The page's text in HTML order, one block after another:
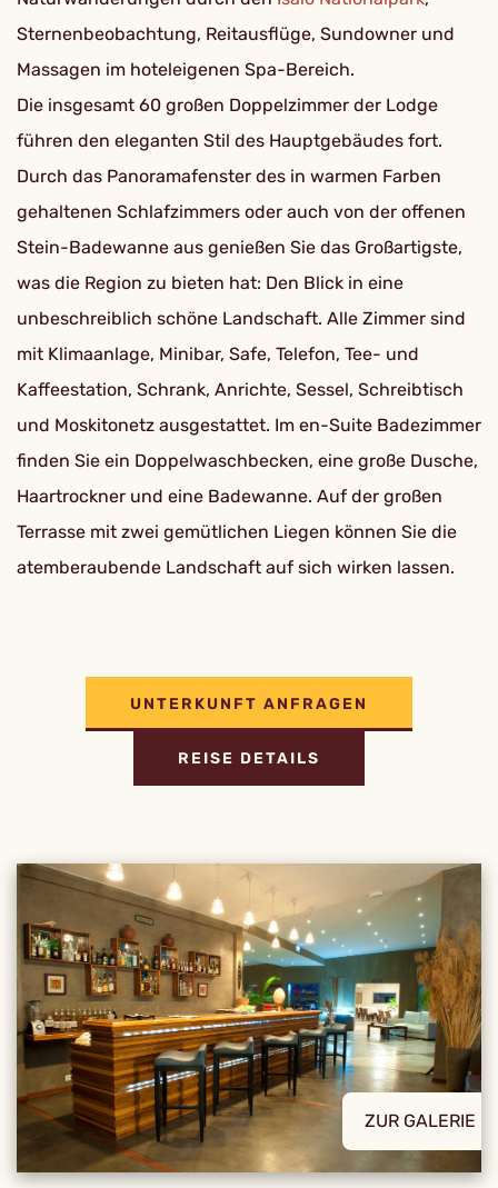
Sternenbeobachtung, Reitausflüge, Sundowner und
Massagen im hoteleigenen Spa-Bereich.
Die insgesamt 60 großen Doppelzimmer der Lodge
führen den eleganten Stil des Hauptgebäudes fort.
Durch das Panoramafenster des in warmen Farben
gehaltenen Schlafzimmers oder auch von der offenen
Stein-Badewanne aus genießen Sie das Großartigste,
was die Region zu bieten hat: Den Blick in eine
unbeschreiblich schöne Landschaft. Alle Zimmer sind
mit Klimaanlage, Minibar, Safe, Telefon, Tee- und
Kaffeestation, Schrank, Anrichte, Sessel, Schreibtisch
und Moskitonetz ausgestattet. Im en-Suite Badezimmer
finden Sie ein Doppelwaschbecken, eine große Dusche,
Haartrockner und eine Badewanne. Auf der großen
Terrasse mit zwei gemütlichen Liegen können Sie die
atemberaubende Landschaft auf sich wirken lassen.
UNTERKUNFT ANFRAGEN
REISE DETAILS
ZUR GALERIE